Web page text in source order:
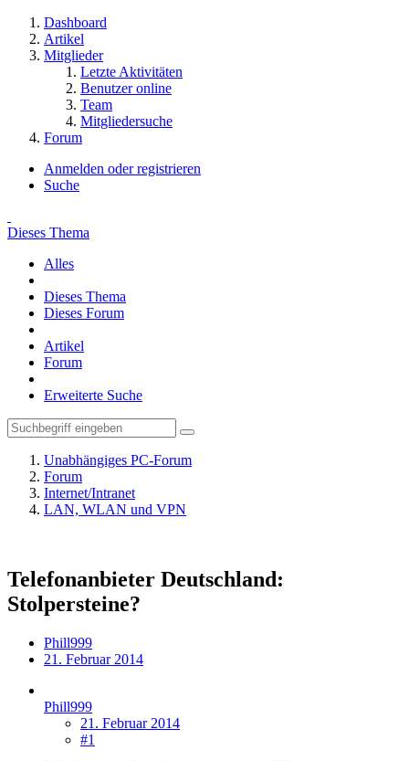
Dashboard
Artikel
Mitglieder
Letzte Aktivitäten
Benutzer online
Team
Mitgliedersuche
Forum
Anmelden oder registrieren
Suche
Dieses Thema
Alles
Dieses Thema
Dieses Forum
Artikel
Forum
Erweiterte Suche
Unabhängiges PC-Forum
Forum
Internet/Intranet
LAN, WLAN und VPN
Telefonanbieter Deutschland:
Stolpersteine?
Phill999
21. Februar 2014
Phill999
21. Februar 2014
#1